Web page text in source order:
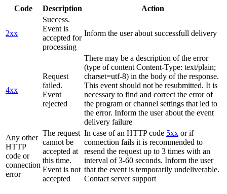
Code Description Action
2xx
Success.
Event is
accepted for
processing
Inform the user about successfull delivery
4xx
Request
failed.
Event
rejected
There may be a description of the error
(type of content Content-Type: text/plain;
charset=utf-8) in the body of the response.
This event should not be resubmitted. It is
necessary to find and correct the error of
the program or channel settings that led to
the error. Inform the user about the event
delivery failure
Any other
HTTP
code or
connection
error
The request
cannot be
accepted at
this time.
Event is not
accepted
In case of an HTTP code 5xx or if
connection fails it is recommended to
resend the request up to 3 times with an
interval of 3-60 seconds. Inform the user
that the event is temporarily undeliverable.
Contact server support